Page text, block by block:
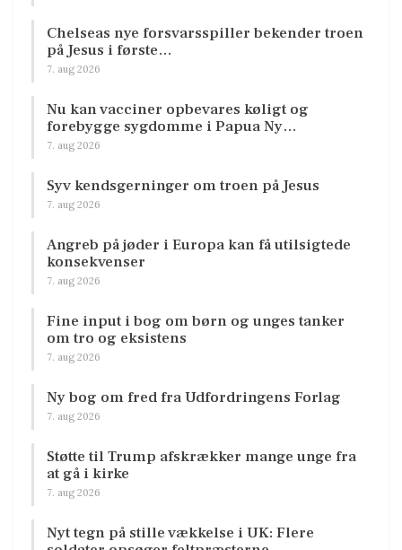
Chelseas nye forsvarsspiller bekender troen
på Jesus i første…
7. aug 2026
Nu kan vacciner opbevares køligt og
forebygge sygdomme i Papua Ny…
7. aug 2026
Syv kendsgerninger om troen på Jesus
7. aug 2026
Angreb på jøder i Europa kan få utilsigtede
konsekvenser
7. aug 2026
Fine input i bog om børn og unges tanker
om tro og eksistens
7. aug 2026
Ny bog om fred fra Udfordringens Forlag
7. aug 2026
Støtte til Trump afskrækker mange unge fra
at gå i kirke
7. aug 2026
Nyt tegn på stille vækkelse i UK: Flere